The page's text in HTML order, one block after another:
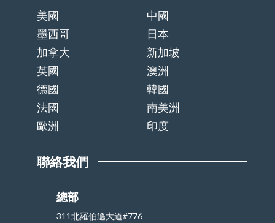
美國
中國
墨西哥
日本
加拿大
新加坡
英國
澳洲
德國
韓國
法國
南美洲
歐洲
印度
聯絡我們
總部
311北羅伯遜大道#776